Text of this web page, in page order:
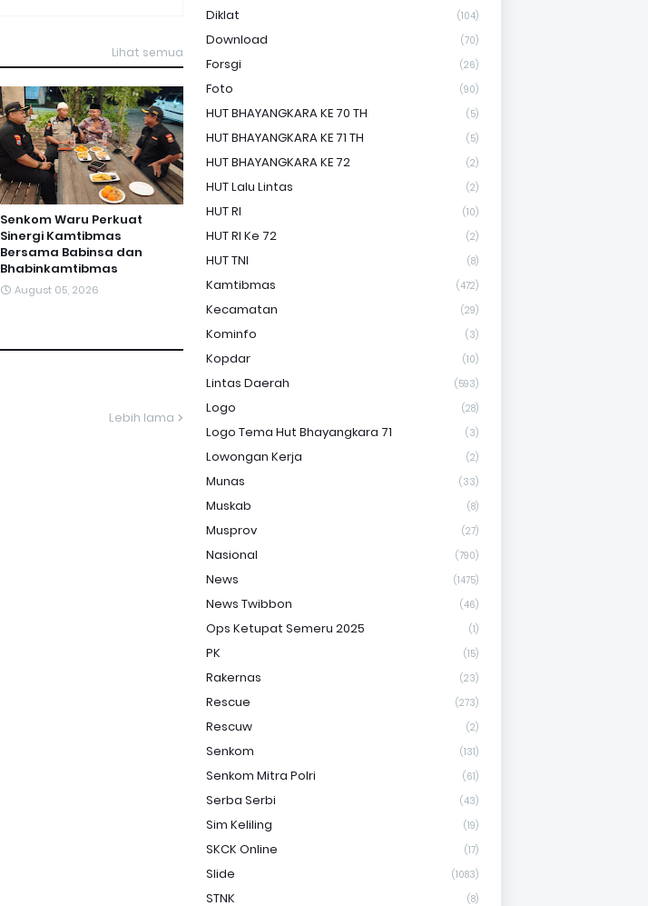
Lihat semua
Senkom Waru Perkuat
Sinergi Kamtibmas
Bersama Babinsa dan
Bhabinkamtibmas
August 05, 2026
Lebih lama
Diklat (104)
Download (70)
Forsgi (26)
Foto (90)
HUT BHAYANGKARA KE 70 TH (5)
HUT BHAYANGKARA KE 71 TH (5)
HUT BHAYANGKARA KE 72 (2)
HUT Lalu Lintas (2)
HUT RI (10)
HUT RI Ke 72 (2)
HUT TNI (8)
Kamtibmas (472)
Kecamatan (29)
Kominfo (3)
Kopdar (10)
Lintas Daerah (593)
Logo (28)
Logo Tema Hut Bhayangkara 71 (3)
Lowongan Kerja (2)
Munas (33)
Muskab (8)
Musprov (27)
Nasional (790)
News (1475)
News Twibbon (46)
Ops Ketupat Semeru 2025 (1)
PK (15)
Rakernas (23)
Rescue (273)
Rescuw (2)
Senkom (131)
Senkom Mitra Polri (61)
Serba Serbi (43)
Sim Keliling (19)
SKCK Online (17)
Slide (1083)
STNK (8)